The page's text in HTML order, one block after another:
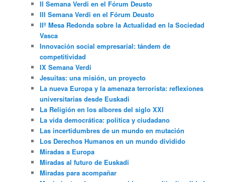
II Semana Verdi en el Fórum Deusto
III Semana Verdi en el Fórum Deusto
IIº Mesa Redonda sobre la Actualidad en la Sociedad
Vasca
Innovación social empresarial: tándem de
competitividad
IX Semana Verdi
Jesuitas: una misión, un proyecto
La nueva Europa y la amenaza terrorista: reflexiones
universitarias desde Euskadi
La Religión en los albores del siglo XXI
La vida democrática: política y ciudadano
Las incertidumbres de un mundo en mutación
Los Derechos Humanos en un mundo dividido
Miradas a Europa
Miradas al futuro de Euskadi
Miradas para acompañar